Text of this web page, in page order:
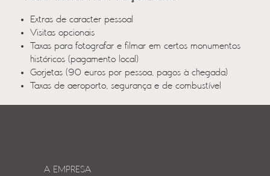
Extras de caracter pessoal
Visitas opcionais
Taxas para fotografar e filmar em certos monumentos
históricos (pagamento local)
Gorjetas (90 euros por pessoa, pagos à chegada)
Taxas de aeroporto, segurança e de combustível
A EMPRESA